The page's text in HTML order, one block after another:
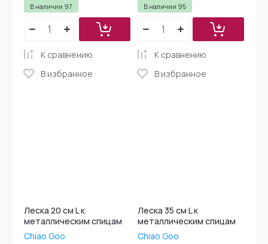
В наличии 97
К сравнению
В избранное
В наличии 95
К сравнению
В избранное
Леска 20 см L к
металлическим спицам
Chiao Goo
Леска 35 см L к
металлическим спицам
Chiao Goo